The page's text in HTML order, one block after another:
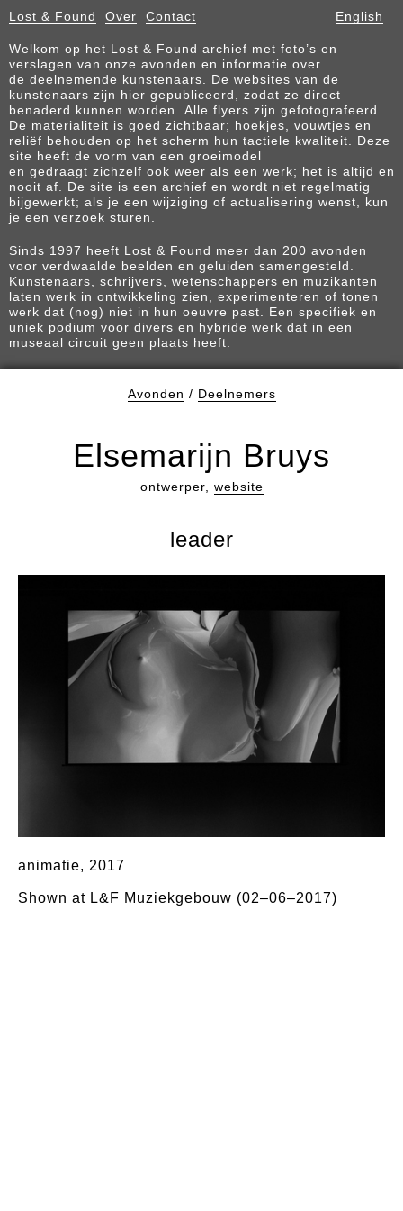
Lost & Found Over Contact English
Welkom op het Lost & Found archief met foto’s en
verslagen van onze avonden en informatie over
de deelnemende kunstenaars. De websites van de
kunstenaars zijn hier gepubliceerd, zodat ze direct
benaderd kunnen worden. Alle flyers zijn gefotografeerd.
De materialiteit is goed zichtbaar; hoekjes, vouwtjes en
reliëf behouden op het scherm hun tactiele kwaliteit. Deze
site heeft de vorm van een groeimodel
en gedraagt zichzelf ook weer als een werk; het is altijd en
nooit af. De site is een archief en wordt niet regelmatig
bijgewerkt; als je een wijziging of actualisering wenst, kun
je een verzoek sturen.
Sinds 1997 heeft Lost & Found meer dan 200 avonden
voor verdwaalde beelden en geluiden samengesteld.
Kunstenaars, schrijvers, wetenschappers en muzikanten
laten werk in ontwikkeling zien, experimenteren of tonen
werk dat (nog) niet in hun oeuvre past. Een specifiek en
uniek podium voor divers en hybride werk dat in een
museaal circuit geen plaats heeft.
Avonden / Deelnemers
Elsemarijn Bruys
ontwerper, website
leader
animatie, 2017
Shown at L&F Muziekgebouw (02–06–2017)